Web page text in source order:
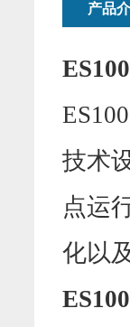
产品
技术
点运
化以